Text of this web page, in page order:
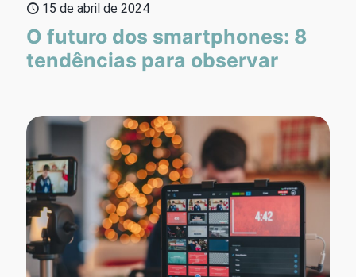
15 de abril de 2024
O futuro dos smartphones: 8
tendências para observar